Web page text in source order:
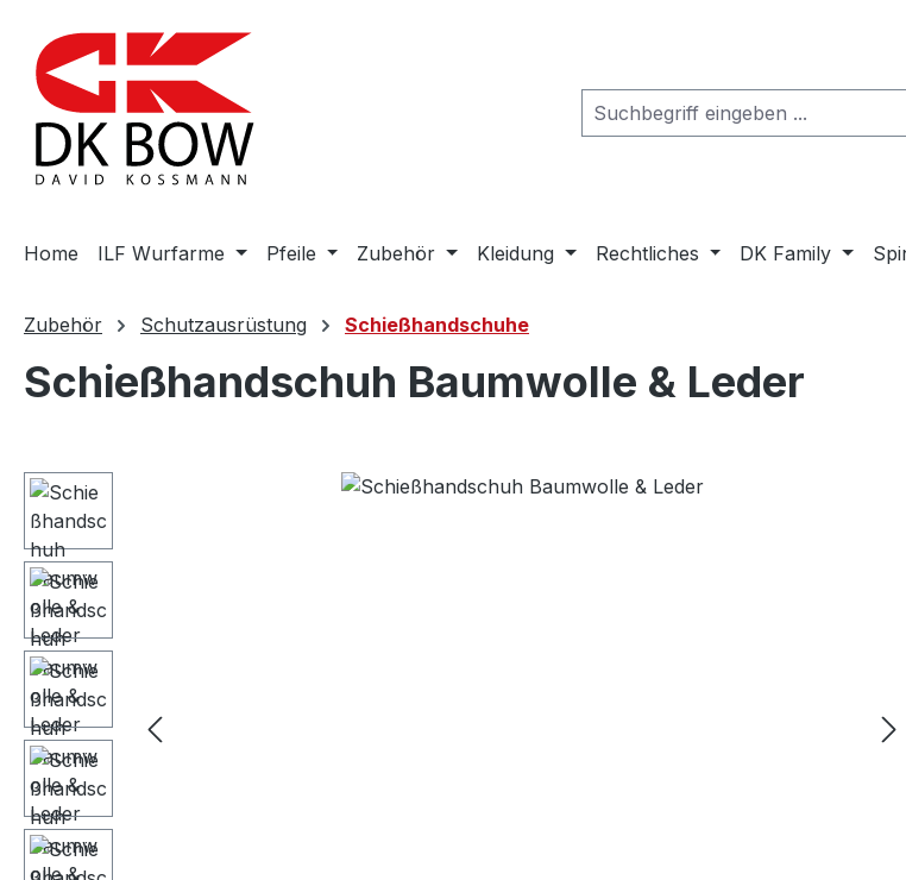
Hauptinhalt springen
Zur Suche springen
Zur Hauptnavigation springen
Home ILF Wurfarme Pfeile Zubehör Kleidung Rechtliches DK Family
Zubehör Schutzausrüstung Schießhandschuhe
Schießhandschuh Baumwolle & Leder
Bildergalerie überspringen